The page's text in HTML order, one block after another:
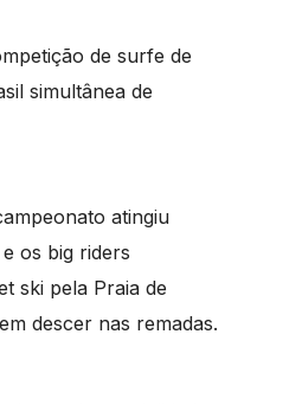
de surfe de
simultânea de
atingiu
os big riders
ski pela Praia de
descer nas remadas.